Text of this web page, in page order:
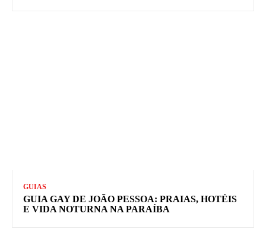
GUIAS
GUIA GAY DE JOÃO PESSOA: PRAIAS, HOTÉIS
E VIDA NOTURNA NA PARAÍBA